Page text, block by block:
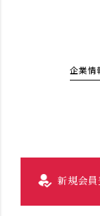
企業情
新規会員